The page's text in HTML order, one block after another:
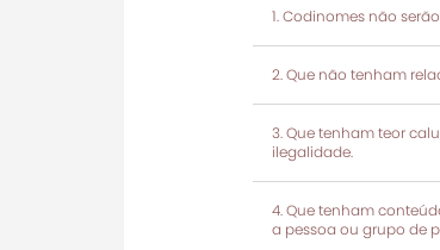
Codinomes não
Que não tenham
Que tenham teor
ilegalidade.
Que tenham
a pessoa ou grupo de